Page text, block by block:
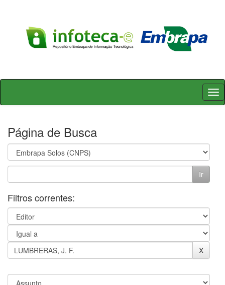
Skip
Página de Busca
Filtros correntes: